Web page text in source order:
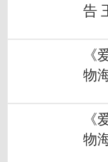
告
《
物
《
物